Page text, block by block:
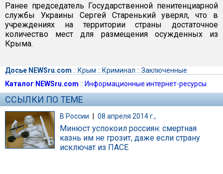
Ранее председатель Государственной пенитенциарной
службы Украины Сергей Старенький уверял, что в
учреждениях на территории страны достаточное
количество мест для размещения осужденных из
Крыма.
Досье NEWSru.com :: Крым :: Криминал :: Заключенные
Каталог NEWSru.com :: Информационные интернет-ресурсы
ССЫЛКИ ПО ТЕМЕ
В России | 08 апреля 2014 г.,
Минюст успокоил россиян: смертная
казнь им не грозит, даже если страну
исключат из ПАСЕ